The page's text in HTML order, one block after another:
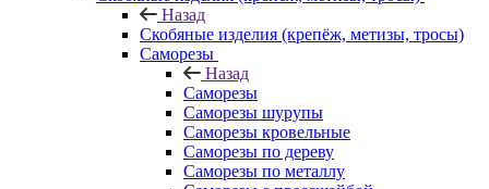
Назад
Скобяные изделия (крепёж, метизы, тросы)
Саморезы
Назад
Саморезы
Саморезы шурупы
Саморезы кровельные
Саморезы по дереву
Саморезы по металлу